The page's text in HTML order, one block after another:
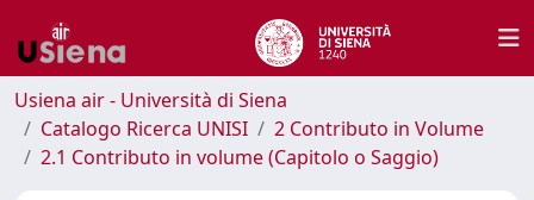
Usiena air - Università di Siena
Catalogo Ricerca UNISI
2 Contributo in Volume
2.1 Contributo in volume (Capitolo o Saggio)